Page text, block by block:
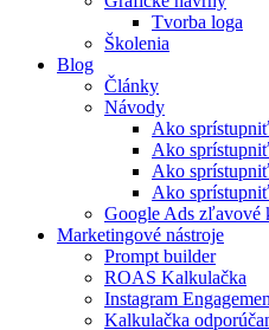
Tvorba loga
Školenia
Blog
Články
Návody
Ako
Ako
Ako
Ako
Google Ads zľavové
Marketingové nástroje
Prompt builder
ROAS Kalkulačka
Instagram
Kalkulačka